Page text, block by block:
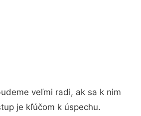
veľmi radi, ak sa k nim
je kľúčom k úspechu.